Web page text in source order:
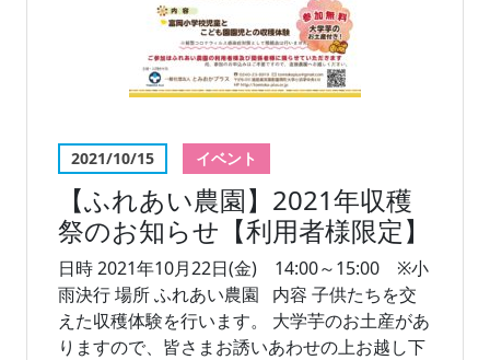
2021/10/15 イベント
【ふれあい農園】2021年収穫
祭のお知らせ【利用者様限定】
日時 2021年10月22日(金) 14:00～15:00 ※小
雨決行 場所 ふれあい農園 内容 子供たちを交
えた収穫体験を行います。 大学芋のお土産があ
りますので、皆さまお誘いあわせの上お越し下